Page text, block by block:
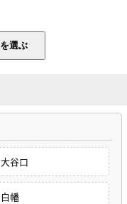
大谷口
白幡